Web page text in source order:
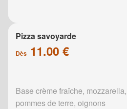
Pizza savoyarde
Dès 11.00 €
Base crème fraîche,
pommes de terre, oignons